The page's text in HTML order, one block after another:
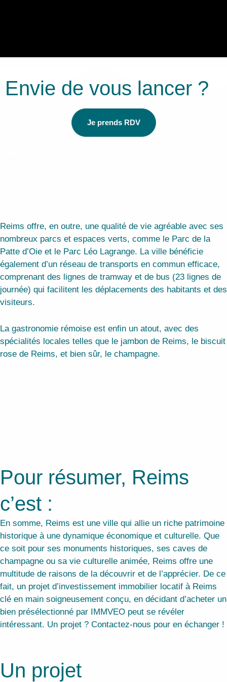
Envie de vous lancer ?
Je prends RDV
Reims offre, en outre, une qualité de vie agréable avec ses
nombreux parcs et espaces verts, comme le Parc de la
Patte d’Oie et le Parc Léo Lagrange. La ville bénéficie
également d’un réseau de transports en commun efficace,
comprenant des lignes de tramway et de bus (23 lignes de
journée) qui facilitent les déplacements des habitants et des
visiteurs.
La gastronomie rémoise est enfin un atout, avec des
spécialités locales telles que le jambon de Reims, le biscuit
rose de Reims, et bien sûr, le champagne.
Pour résumer, Reims
c’est :
En somme, Reims est une ville qui allie un riche patrimoine
historique à une dynamique économique et culturelle. Que
ce soit pour ses monuments historiques, ses caves de
champagne ou sa vie culturelle animée, Reims offre une
multitude de raisons de la découvrir et de l’apprécier. De ce
fait, un projet d’investissement immobilier locatif à Reims
clé en main soigneusement conçu, en décidant d’acheter un
bien présélectionné par IMMVEO peut se révéler
intéressant. Un projet ? Contactez-nous pour en échanger !
Un projet